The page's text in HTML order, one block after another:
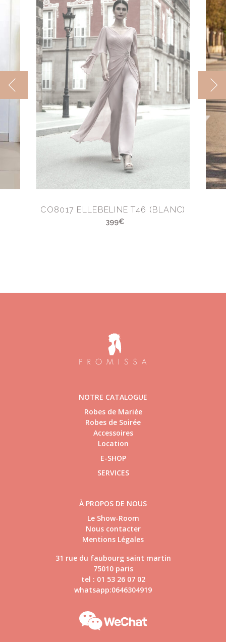
CO8017 ELLEBELINE T46 (BLANC)
399€
NOTRE CATALOGUE
Robes de Mariée
Robes de Soirée
Accessoires
Location
E-SHOP
SERVICES
À PROPOS DE NOUS
Le Show-Room
Nous contacter
Mentions Légales
31 rue du faubourg saint martin
75010 paris
tel : 01 53 26 07 02
whatsapp:0646304919